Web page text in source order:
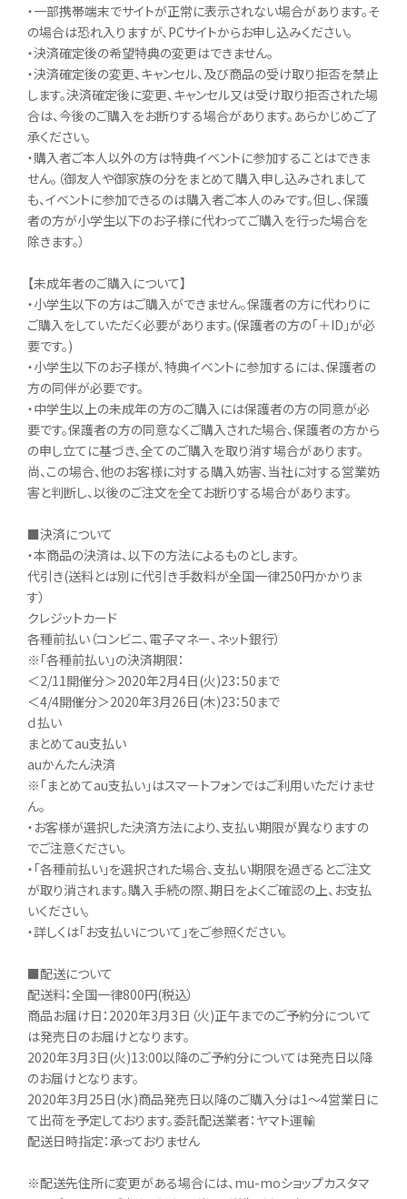
・一部携帯端末でサイトが正常に表示されない場合があります。そ
の場合は恐れ入りますが、PCサイトからお申し込みください。
・決済確定後の希望特典の変更はできません。
・決済確定後の変更、キャンセル、及び商品の受け取り拒否を禁止
します。決済確定後に変更、キャンセル又は受け取り拒否された場
合は、今後のご購入をお断りする場合があります。あらかじめご了
承ください。
・購入者ご本人以外の方は特典イベントに参加することはできま
せん｡（御友人や御家族の分をまとめて購入申し込みされまして
も、イベントに参加できるのは購入者ご本人のみです。但し、保護
者の方が小学生以下のお子様に代わってご購入を行った場合を
除きます。）
【未成年者のご購入について】
・小学生以下の方はご購入ができません。保護者の方に代わりに
ご購入をしていただく必要があります。(保護者の方の「＋ID」が必
要です。)
・小学生以下のお子様が、特典イベントに参加するには、保護者の
方の同伴が必要です。
・中学生以上の未成年の方のご購入には保護者の方の同意が必
要です。保護者の方の同意なくご購入された場合、保護者の方から
の申し立てに基づき、全てのご購入を取り消す場合があります。
尚、この場合、他のお客様に対する購入妨害、当社に対する営業妨
害と判断し、以後のご注文を全てお断りする場合があります。
■決済について
・本商品の決済は、以下の方法によるものとします。
代引き(送料とは別に代引き手数料が全国一律250円かかりま
す）
クレジットカード
各種前払い（コンビニ、電子マネー、ネット銀行）
※「各種前払い」の決済期限：
＜2/11開催分＞2020年2月4日(火)23：50まで
＜4/4開催分＞2020年3月26日(木)23：50まで
ｄ払い
まとめてau支払い
auかんたん決済
※「まとめてau支払い」はスマートフォンではご利用いただけませ
ん。
・お客様が選択した決済方法により、支払い期限が異なりますの
でご注意ください。
・「各種前払い」を選択された場合、支払い期限を過ぎるとご注文
が取り消されます。購入手続の際、期日をよくご確認の上、お支払
いください。
・詳しくは「お支払いについて」をご参照ください。
■配送について
配送料：全国一律800円(税込）
商品お届け日：2020年3月3日（火)正午までのご予約分について
は発売日のお届けとなります。
2020年3月3日(火)13:00以降のご予約分については発売日以降
のお届けとなります。
2020年3月25日(水)商品発売日以降のご購入分は1～4営業日に
て出荷を予定しております。委託配送業者：ヤマト運輸
配送日時指定：承っておりません
※配送先住所に変更がある場合には、mu-moショップカスタマ